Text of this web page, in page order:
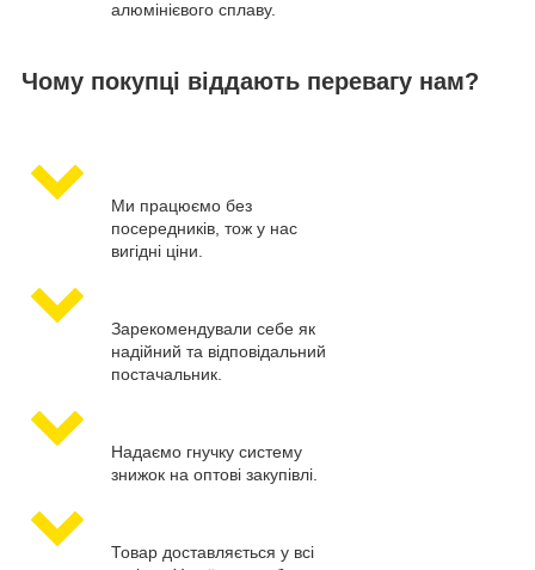
алюмінієвого сплаву.
Чому покупці віддають перевагу нам?
Ми працюємо без
посередників, тож у нас
вигідні ціни.
Зарекомендували себе як
надійний та відповідальний
постачальник.
Надаємо гнучку систему
знижок на оптові закупівлі.
Товар доставляється у всі